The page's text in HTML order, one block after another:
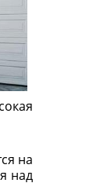
на
над